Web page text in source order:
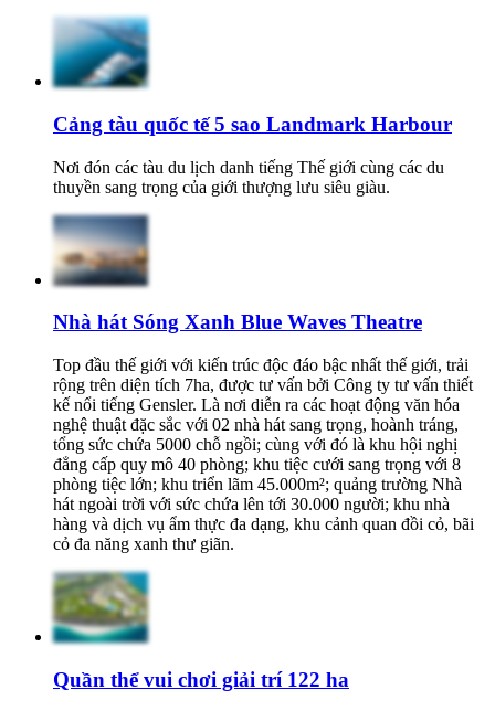
Cảng tàu quốc tế 5 sao Landmark Harbour
Nơi đón các tàu du lịch danh tiếng Thế giới cùng các du
thuyền sang trọng của giới thượng lưu siêu giàu.
Nhà hát Sóng Xanh Blue Waves Theatre
Top đầu thế giới với kiến trúc độc đáo bậc nhất thế giới, trải
rộng trên diện tích 7ha, được tư vấn bởi Công ty tư vấn thiết
kế nổi tiếng Gensler. Là nơi diễn ra các hoạt động văn hóa
nghệ thuật đặc sắc với 02 nhà hát sang trọng, hoành tráng,
tổng sức chứa 5000 chỗ ngồi; cùng với đó là khu hội nghị
đẳng cấp quy mô 40 phòng; khu tiệc cưới sang trọng với 8
phòng tiệc lớn; khu triển lãm 45.000m²; quảng trường Nhà
hát ngoài trời với sức chứa lên tới 30.000 người; khu nhà
hàng và dịch vụ ẩm thực đa dạng, khu cảnh quan đồi cỏ, bãi
cỏ đa năng xanh thư giãn.​
Quần thể vui chơi giải trí 122 ha